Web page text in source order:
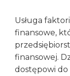
Usługa
finansowe,
finansowej.
dostępowi